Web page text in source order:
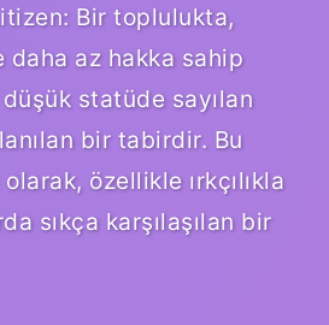
Bir toplulukta,
az hakka sahip
statüde sayılan
bir tabirdir. Bu
özellikle ırkçılıkla
sıkça karşılaşılan bir